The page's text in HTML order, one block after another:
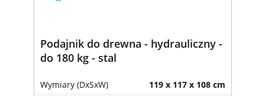
Podajnik do drewna - hydrauliczny -
do 180 kg - stal
Wymiary (DxSxW) 119 x 117 x 108 cm